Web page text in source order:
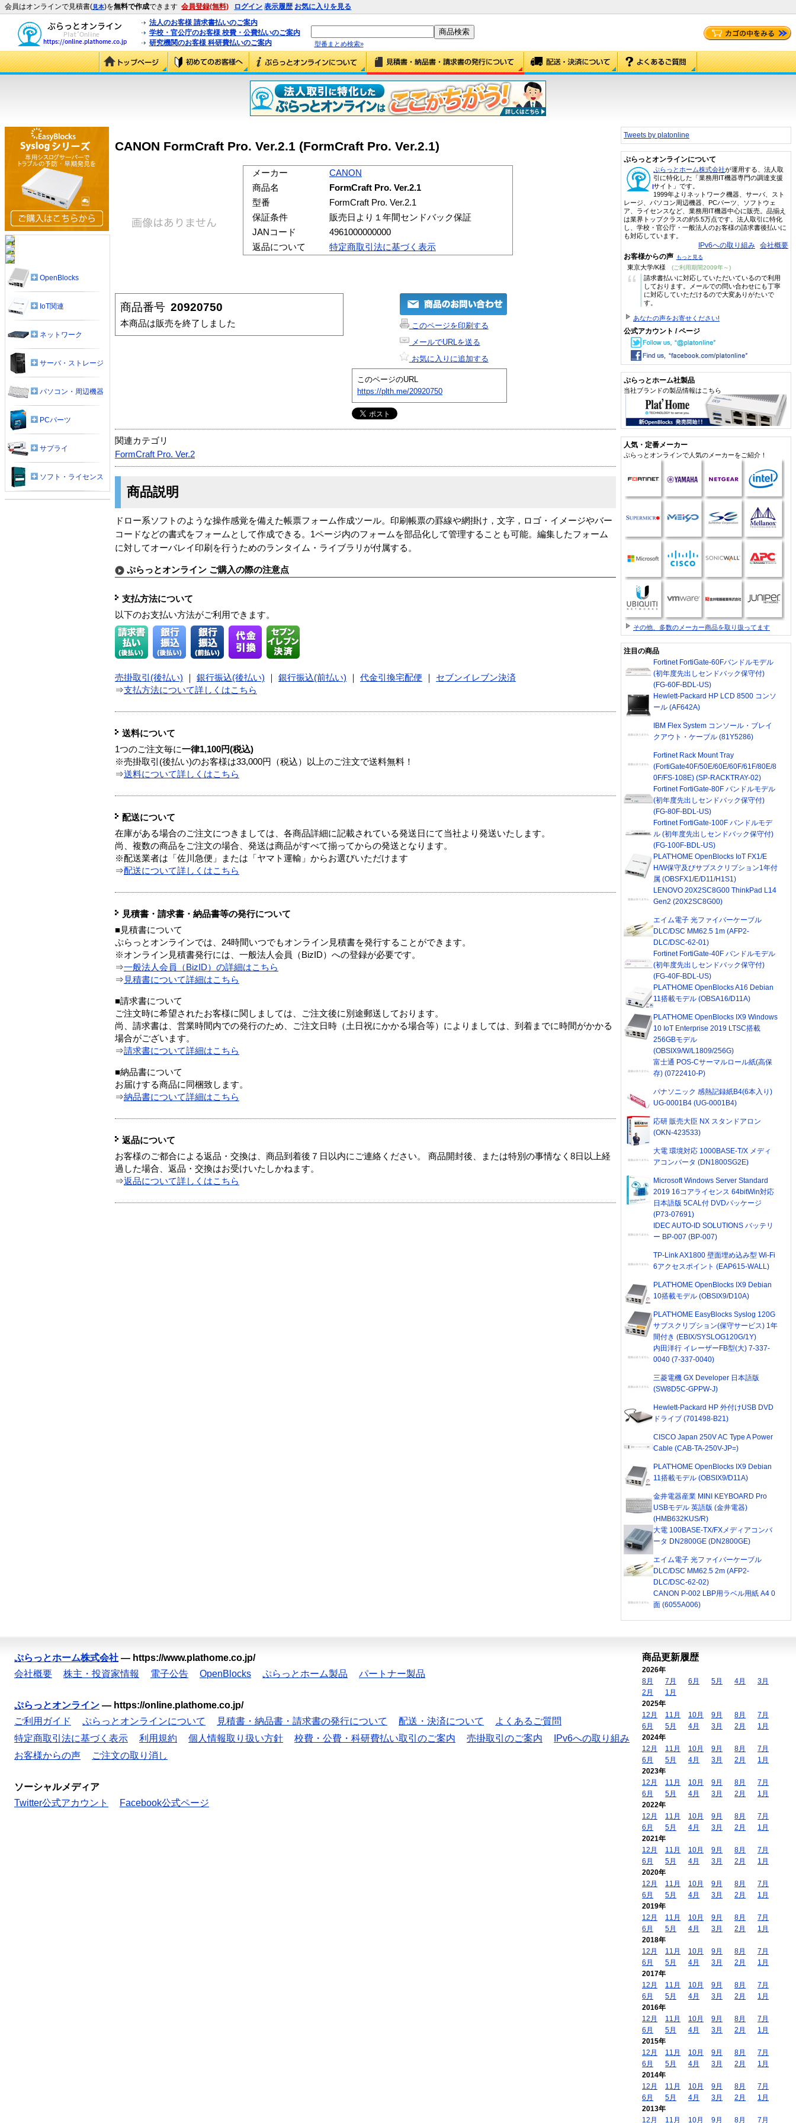
会員はオンラインで見積書(見本)を無料で作成できます 会員登録(無料) ログイン 表示履歴 お気に入りを見る
法人のお客様 請求書払いのご案内
学校・官公庁のお客様 校費・公費払いのご案内
研究機関のお客様 科研費払いのご案内
型番まとめ検索»
CANON FormCraft Pro. Ver.2.1 (FormCraft Pro. Ver.2.1)
メーカー
CANON
商品名
FormCraft Pro. Ver.2.1
型番
FormCraft Pro. Ver.2.1
保証条件
販売日より１年間センドバック保証
JANコード
4961000000000
返品について
特定商取引法に基づく表示
商品番号 20920750
本商品は販売を終了しました
このページを印刷する
メールでURLを送る
お気に入りに追加する
このページのURL
https://plth.me/20920750
関連カテゴリ
FormCraft Pro. Ver.2
商品説明
ドロー系ソフトのような操作感覚を備えた帳票フォーム作成ツール。印刷帳票の罫線や網掛け，文字，ロゴ・イメージやバー
コードなどの書式をフォームとして作成できる。1ページ内のフォームを部品化して管理することも可能。編集したフォーム
に対してオーバレイ印刷を行うためのランタイム・ライブラリが付属する。
ぷらっとオンライン ご購入の際の注意点
支払方法について
以下のお支払い方法がご利用できます。
売掛取引(後払い) 銀行振込(後払い) 銀行振込(前払い) 代金引換宅配便
セブンイレブン決済
⇒支払方法について詳しくはこちら
送料について
1つのご注文毎に一律1,100円(税込)
※売掛取引(後払い)のお客様は33,000円（税込）以上のご注文で送料無料！
⇒送料について詳しくはこちら
配送について
在庫がある場合のご注文につきましては、各商品詳細に記載されている発送日にて当社より発送いたします。
尚、複数の商品をご注文の場合、発送は商品がすべて揃ってからの発送となります。
※配送業者は「佐川急便」または「ヤマト運輸」からお選びいただけます
⇒配送について詳しくはこちら
見積書・請求書・納品書等の発行について
■見積書について
ぷらっとオンラインでは、24時間いつでもオンライン見積書を発行することができます。
※オンライン見積書発行には、一般法人会員（BizID）への登録が必要です。
⇒一般法人会員（BizID）の詳細はこちら
⇒ 見積書について詳細はこちら
■請求書について
ご注文時に希望されたお客様に関しましては、ご注文後に別途郵送しております。
尚、請求書は、営業時間内での発行のため、ご注文日時（土日祝にかかる場合等）によりましては、到着までに時間がかかる
場合がございます。
⇒請求書について詳細はこちら
■納品書について
お届けする商品に同梱致します。
⇒納品書について詳細はこちら
返品について
お客様のご都合による返品・交換は、商品到着後７日以内にご連絡ください。 商品開封後、または特別の事情なく8日以上経
過した場合、返品・交換はお受けいたしかねます。
⇒返品について詳しくはこちら
OpenBlocks
IoT関連
ネットワーク
サーバ・ストレージ
パソコン・周辺機器
PCパーツ
サプライ
ソフト・ライセンス
Tweets by platonline
ぷらっとオンラインについて
ぷらっとホーム株式会社が運用する、法人取
引に特化した「業務用IT機器専門の調達支援
サイト」です。
1999年よりネットワーク機器、サーバ、スト
レージ、パソコン周辺機器、PCパーツ、ソフトウェ
ア、ライセンスなど、業務用IT機器中心に販売。品揃え
は業界トップクラスの約5.5万点です。法人取引に特化
し、学校・官公庁・一般法人のお客様の請求書後払いに
も対応しています。
IPv6への取り組み 会社概要
お客様からの声 もっと見る
東京大学/K様 (ご利用期間2009年～)
“
請求書払いに対応していただいているので利用
しております。メールでの問い合わせにも丁寧
に対応していただけるので大変ありがたいで
す。
あなたの声をお寄せください!
公式アカウント / ページ
ぷらっとホーム社製品
当社ブランドの製品情報はこちら
人気・定番メーカー
ぷらっとオンラインで人気のメーカーをご紹介！
その他、多数のメーカー商品を取り扱ってます
注目の商品
Fortinet FortiGate-60Fバンドルモデル
(初年度先出しセンドバック保守付)
(FG-60F-BDL-US)
Hewlett-Packard HP LCD 8500 コンソ
ール (AF642A)
IBM Flex System コンソール・ブレイ
クアウト・ケーブル (81Y5286)
Fortinet Rack Mount Tray
(FortiGate40F/50E/60E/60F/61F/80E/8
0F/FS-108E) (SP-RACKTRAY-02)
Fortinet FortiGate-80F バンドルモデル
(初年度先出しセンドバック保守付)
(FG-80F-BDL-US)
Fortinet FortiGate-100F バンドルモデ
ル (初年度先出しセンドバック保守付)
(FG-100F-BDL-US)
PLAT'HOME OpenBlocks IoT FX1/E
H/W保守及びサブスクリプション1年付
属 (OBSFX1/E/D11/H1S1)
LENOVO 20X2SC8G00 ThinkPad L14
Gen2 (20X2SC8G00)
エイム電子 光ファイバーケーブル
DLC/DSC MM62.5 1m (AFP2-
DLC/DSC-62-01)
Fortinet FortiGate-40F バンドルモデル
(初年度先出しセンドバック保守付)
(FG-40F-BDL-US)
PLAT'HOME OpenBlocks A16 Debian
11搭載モデル (OBSA16/D11A)
PLAT'HOME OpenBlocks IX9 Windows
10 IoT Enterprise 2019 LTSC搭載
256GBモデル
(OBSIX9/W/L1809/256G)
富士通 POS-Cサーマルロール紙(高保
存) (0722410-P)
パナソニック 感熱記録紙B4(6本入り)
UG-0001B4 (UG-0001B4)
応研 販売大臣 NX スタンドアロン
(OKN-423533)
大電 環境対応 1000BASE-T/X メディ
アコンバータ (DN1800SG2E)
Microsoft Windows Server Standard
2019 16コアライセンス 64bitWin対応
日本語版 5CAL付 DVDパッケージ
(P73-07691)
IDEC AUTO-ID SOLUTIONS バッテリ
ー BP-007 (BP-007)
TP-Link AX1800 壁面埋め込み型 Wi-Fi
6アクセスポイント (EAP615-WALL)
PLAT'HOME OpenBlocks IX9 Debian
10搭載モデル (OBSIX9/D10A)
PLAT'HOME EasyBlocks Syslog 120G
サブスクリプション(保守サービス) 1年
間付き (EBIX/SYSLOG120G/1Y)
内田洋行 イレーザーFB型(大) 7-337-
0040 (7-337-0040)
三菱電機 GX Developer 日本語版
(SW8D5C-GPPW-J)
Hewlett-Packard HP 外付けUSB DVD
ドライブ (701498-B21)
CISCO Japan 250V AC Type A Power
Cable (CAB-TA-250V-JP=)
PLAT'HOME OpenBlocks IX9 Debian
11搭載モデル (OBSIX9/D11A)
金井電器産業 MINI KEYBOARD Pro
USBモデル 英語版 (金井電器)
(HMB632KUS/R)
大電 100BASE-TX/FXメディアコンバ
ータ DN2800GE (DN2800GE)
エイム電子 光ファイバーケーブル
DLC/DSC MM62.5 2m (AFP2-
DLC/DSC-62-02)
CANON P-002 LBP用ラベル用紙 A4 0
面 (6055A006)
ぷらっとホーム株式会社 — https://www.plathome.co.jp/
会社概要
株主・投資家情報 電子公告 OpenBlocks ぷらっとホーム製品 パートナー製品
ぷらっとオンライン — https://online.plathome.co.jp/
ご利用ガイド
ぷらっとオンラインについて 見積書・納品書・請求書の発行について 配送・決済について
よくあるご質問
特定商取引法に基づく表示
利用規約 個人情報取り扱い方針 校費・公費・科研費払い取引のご案内 売掛取引のご案内
IPv6への取り組み
お客様からの声
ご注文の取り消し
ソーシャルメディア
Twitter公式アカウント
Facebook公式ページ
商品更新履歴
2026年
8月
7月 6月 5月 4月
3月
2月
1月
2025年
12月
11月 10月 9月 8月
7月
6月
5月 4月 3月 2月
1月
2024年
12月
11月 10月 9月 8月
7月
6月
5月 4月 3月 2月
1月
2023年
12月
11月 10月 9月 8月
7月
6月
5月 4月 3月 2月
1月
2022年
12月
11月 10月 9月 8月
7月
6月
5月 4月 3月 2月
1月
2021年
12月
11月 10月 9月 8月
7月
6月
5月 4月 3月 2月
1月
2020年
12月
11月 10月 9月 8月
7月
6月
5月 4月 3月 2月
1月
2019年
12月
11月 10月 9月 8月
7月
6月
5月 4月 3月 2月
1月
2018年
12月
11月 10月 9月 8月
7月
6月
5月 4月 3月 2月
1月
2017年
12月
11月 10月 9月 8月
7月
6月
5月 4月 3月 2月
1月
2016年
12月
11月 10月 9月 8月
7月
6月
5月 4月 3月 2月
1月
2015年
12月
11月 10月 9月 8月
7月
6月
5月 4月 3月 2月
1月
2014年
12月
11月 10月 9月 8月
7月
6月
5月 4月 3月 2月
1月
2013年
12月
11月 10月 9月 8月 7月